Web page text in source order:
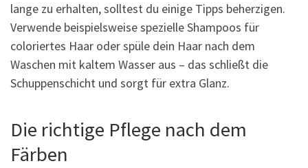
lange zu erhalten, solltest du einige Tipps beherzigen.
Verwende beispielsweise spezielle Shampoos für
coloriertes Haar oder spüle dein Haar nach dem
Waschen mit kaltem Wasser aus – das schließt die
Schuppenschicht und sorgt für extra Glanz.
Die richtige Pflege nach dem
Färben